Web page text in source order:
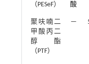
（PESeF）
酸
聚呋喃二
甲酸丙二
醇酯
（PTF）
—